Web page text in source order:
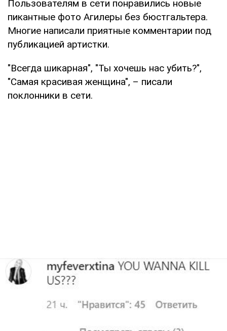
Пользователям в сети понравились новые
пикантные фото Агилеры без бюстгальтера.
Многие написали приятные комментарии под
публикацией артистки.
"Всегда шикарная", "Ты хочешь нас убить?",
"Самая красивая женщина", – писали
поклонники в сети.